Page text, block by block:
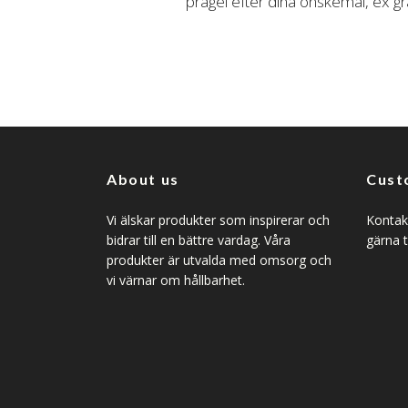
About us
Vi älskar produkter som inspirerar och
bidrar till en bättre vardag. Våra
produkter är utvalda med omsorg och
vi värnar om hållbarhet.
gärna